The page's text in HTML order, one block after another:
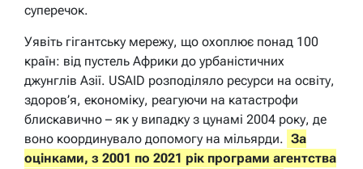
суперечок.
Уявіть гігантську мережу, що охоплює понад 100
країн: від пустель Африки до урбаністичних
джунглів Азії. USAID розподіляло ресурси на освіту,
здоров’я, економіку, реагуючи на катастрофи
блискавично – як у випадку з цунамі 2004 року, де
воно координувало допомогу на мільярди. За
оцінками, з 2001 по 2021 рік програми агентства